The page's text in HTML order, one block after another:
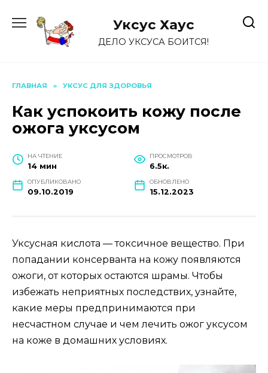
содержанию
Уксус Хауc
ДЕЛО УКСУСА БОИТСЯ!
ГЛАВНАЯ » УКСУС ДЛЯ ЗДОРОВЬЯ
Как успокоить кожу после
ожога уксусом
НА ЧТЕНИЕ
14 мин
ПРОСМОТРОВ
6.5к.
ОПУБЛИКОВАНО
09.10.2019
ОБНОВЛЕНО
15.12.2023
Уксусная кислота — токсичное вещество. При
попадании консерванта на кожу появляются
ожоги, от которых остаются шрамы. Чтобы
избежать неприятных последствих, узнайте,
какие меры предпринимаются при
несчастном случае и чем лечить ожог уксусом
на коже в домашних условиях.